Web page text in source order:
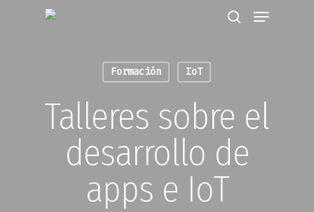
Hit enter to search or ESC to close
Formación IoT
Talleres sobre el
desarrollo de
apps e IoT